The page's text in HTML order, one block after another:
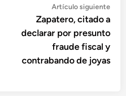
Artículo siguiente
Zapatero, citado a
declarar por presunto
fraude fiscal y
contrabando de joyas